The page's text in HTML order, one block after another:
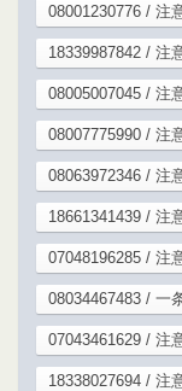
08001230776 / 注
18339987842 / 注
08005007045 / 注
08007775990 / 注
08063972346 / 注
18661341439 / 注
07048196285 / 注
08034467483 / 一
07043461629 / 注
18338027694 / 注